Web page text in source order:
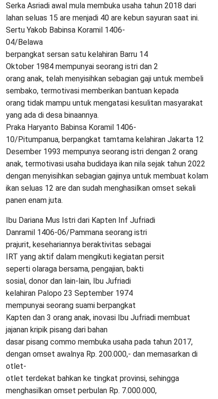
Serka Asriadi awal mula membuka usaha tahun 2018 dari
lahan seluas 15 are menjadi 40 are kebun sayuran saat ini.
Sertu Yakob Babinsa Koramil 1406-
04/Belawa
berpangkat sersan satu kelahiran Barru 14
Oktober 1984 mempunyai seorang istri dan 2
orang anak, telah menyisihkan sebagian gaji untuk membeli
sembako, termotivasi memberikan bantuan kepada
orang tidak mampu untuk mengatasi kesulitan masyarakat
yang ada di desa binaannya.
Praka Haryanto Babinsa Koramil 1406-
10/Pitumpanua, berpangkat tamtama kelahiran Jakarta 12
Desember 1993 mempunya seorang istri dengan 2 orang
anak, termotivasi usaha budidaya ikan nila sejak tahun 2022
dengan menyisihkan sebagian gajinya untuk membuat kolam
ikan seluas 12 are dan sudah menghasilkan omset sekali
panen enam juta.
Ibu Dariana Mus Istri dari Kapten Inf Jufriadi
Danramil 1406-06/Pammana seorang istri
prajurit, kesehariannya beraktivitas sebagai
IRT yang aktif dalam mengikuti kegiatan persit
seperti olaraga bersama, pengajian, bakti
sosial, donor dan lain-lain, Ibu Jufriadi
kelahiran Palopo 23 September 1974
mempunyai seorang suami berpangkat
Kapten dan 3 orang anak, inovasi Ibu Jufriadi membuat
jajanan kripik pisang dari bahan
dasar pisang commo membuka usaha pada tahun 2017,
dengan omset awalnya Rp. 200.000,- dan memasarkan di
otlet-
otlet terdekat bahkan ke tingkat provinsi, sehingga
menghasilkan omset perbulan Rp. 7.000.000,